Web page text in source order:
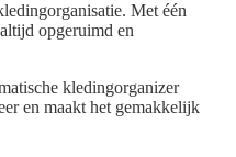
Met één
opgeruimd en
kledingorganizer
en maakt het gemakkelijk